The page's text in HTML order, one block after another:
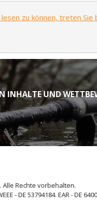
zu können, treten Sie
INHALTE UND
Rechte vorbehalten.
- DE 53794184. EAR - DE